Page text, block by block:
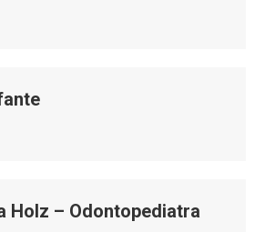
Holz – Odontopediatra